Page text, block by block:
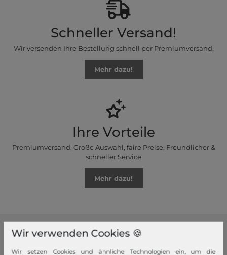
Schneller Versand!
Wir versenden Ihre Bestellung schnell per Premiumversand.
Mehr dazu!
Ihre Vorteile
Premiumversand, Große Auswahl, faire Preise, Freundlicher &
schneller Service
Mehr dazu!
modeherz
Wir verwenden Cookies 🍪
Wir setzen Cookies und ähnliche Technologien ein, um die